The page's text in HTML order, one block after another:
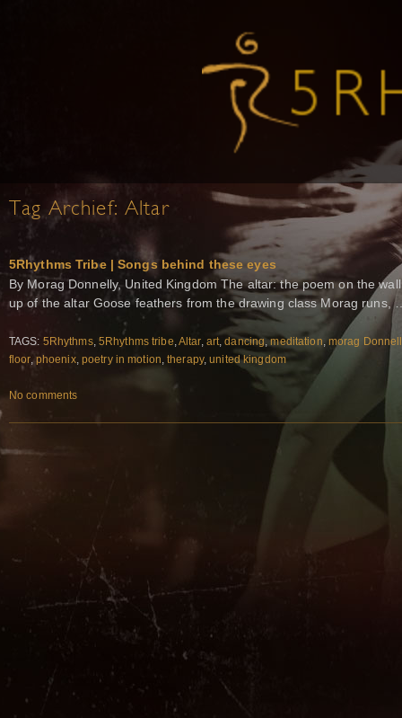
Tag Archief: Altar
5Rhythms Tribe | Songs behind these eyes
By Morag Donnelly, United Kingdom The altar: the poem on the
up of the altar Goose feathers from the drawing class Morag runs,
TAGS: 5Rhythms, 5Rhythms tribe,Altar, art,dancing,meditation, morag
floor,phoenix, poetry in motion,therapy,united kingdom
No comments